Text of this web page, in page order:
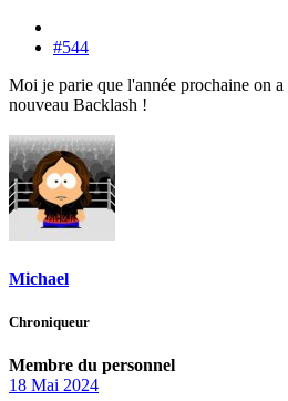
#544
Moi je parie que l'année prochaine on
nouveau Backlash !
Michael
Chroniqueur
Membre du personnel
18 Mai 2024